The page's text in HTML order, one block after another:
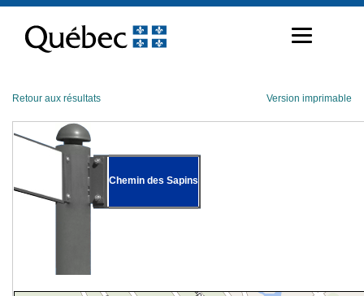
contenu
Retour aux résultats Version imprimable
Chemin des Sapins